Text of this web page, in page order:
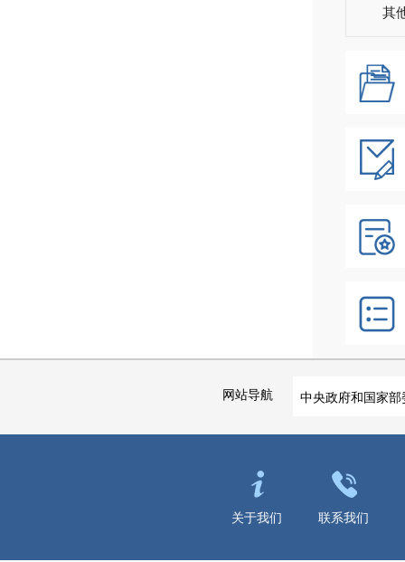
其
网站导航 中央政府和国家部
关于我们 联系我们